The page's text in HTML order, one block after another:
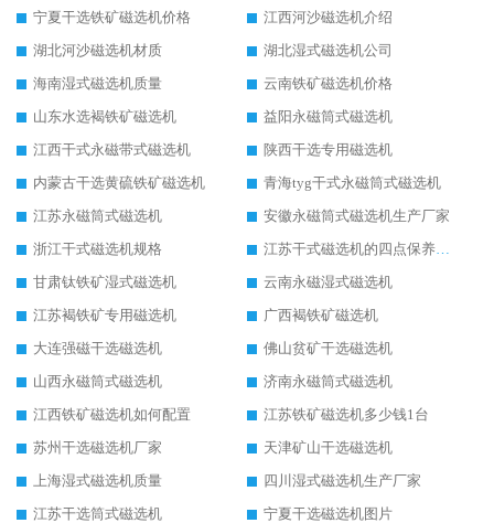
宁夏干选铁矿磁选机价格
江西河沙磁选机介绍
湖北河沙磁选机材质
湖北湿式磁选机公司
海南湿式磁选机质量
云南铁矿磁选机价格
山东水选褐铁矿磁选机
益阳永磁筒式磁选机
江西干式永磁带式磁选机
陕西干选专用磁选机
内蒙古干选黄硫铁矿磁选机
青海tyg干式永磁筒式磁选机
江苏永磁筒式磁选机
安徽永磁筒式磁选机生产厂家
浙江干式磁选机规格
江苏干式磁选机的四点保养秘籍
甘肃钛铁矿湿式磁选机
云南永磁湿式磁选机
江苏褐铁矿专用磁选机
广西褐铁矿磁选机
大连强磁干选磁选机
佛山贫矿干选磁选机
山西永磁筒式磁选机
济南永磁筒式磁选机
江西铁矿磁选机如何配置
江苏铁矿磁选机多少钱1台
苏州干选磁选机厂家
天津矿山干选磁选机
上海湿式磁选机质量
四川湿式磁选机生产厂家
江苏干选筒式磁选机
宁夏干选磁选机图片